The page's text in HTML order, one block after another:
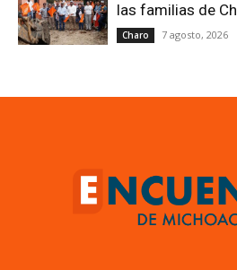
las familias de
Charo 7 agosto, 2026